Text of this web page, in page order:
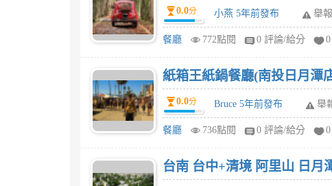
0.0分 小燕 5年前發布 舉報
餐廳 772點閱 0 評論/給分 0
紙箱王紙鍋餐廳(南投日月潭
0.0分 Bruce 5年前發布 舉
餐廳 736點閱 0 評論/給分 0
台南 台中+清境 阿里山 日月